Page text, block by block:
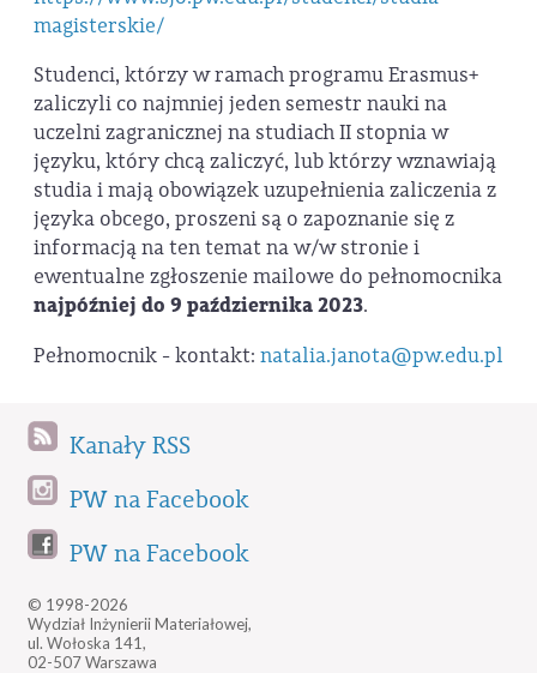
magisterskie/
Studenci, którzy w ramach programu Erasmus+
zaliczyli co najmniej jeden semestr nauki na
uczelni zagranicznej na studiach II stopnia w
języku, który chcą zaliczyć, lub którzy wznawiają
studia i mają obowiązek uzupełnienia zaliczenia z
języka obcego, proszeni są o zapoznanie się z
informacją na ten temat na w/w stronie i
ewentualne zgłoszenie mailowe do pełnomocnika
najpóźniej do 9 października 2023.
Pełnomocnik - kontakt: natalia.janota@pw.edu.pl
Kanały RSS
PW na Facebook
PW na Facebook
© 1998-2026
Wydział Inżynierii Materiałowej,
ul. Wołoska 141,
02-507 Warszawa